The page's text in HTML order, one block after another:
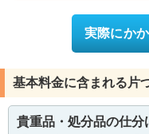
実際にか
基本料金に含まれる片
貴重品・処分品の仕分